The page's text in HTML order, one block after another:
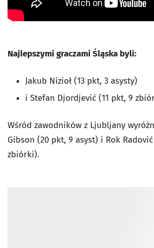
Najlepszymi graczami Śląska byli:
Jakub Nizioł (13 pkt, 3 asysty)
i Stefan Djordjević (11 pkt, 9
Wśród zawodników z Ljubljany
Gibson (20 pkt, 9 asyst) i Rok
zbiórki).